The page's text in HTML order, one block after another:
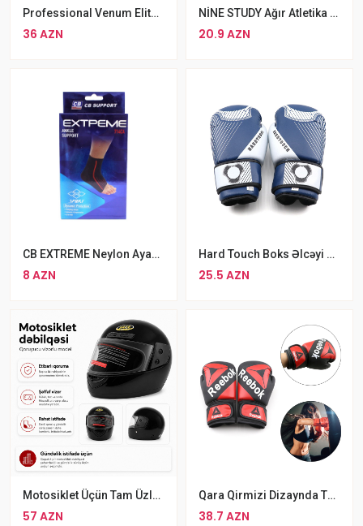
Professional Venum Elite Boks Əlcəyi Bilək Qoruyucu MMA Əlcəyi
36 AZN
NİNE STUDY Ağır Atletika Bodibildinq Üçün Sürüşməyə Qarşı Ağırlıq Qaldırma Lyamkası
20.9 AZN
CB EXTREME Neylon Ayaq Biləyi Qoruyucusu
8 AZN
Hard Touch Boks Əlcəyi Göy MMA Əlcəyi
25.5 AZN
Motosiklet Üçün Tam Üzlü Kask
57 AZN
Qara Qirmizi Dizaynda Təkminləşdirilmiş Reebok Boks Əlcəyi
38.7 AZN